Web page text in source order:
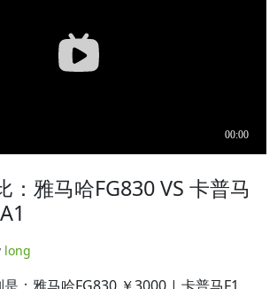
：雅马哈FG830 VS 卡普马
long